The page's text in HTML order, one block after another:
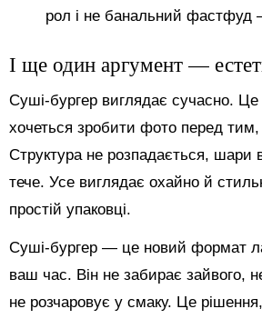
рол і не банальний
І ще один аргумент —
Суші-бургер виглядає сучасно.
хочеться зробити фото перед тим,
Структура не розпадається, шари
тече. Усе виглядає охайно й
простій упаковці.
Суші-бургер — це новий формат
ваш час. Він не забирає зайвого,
не розчаровує у смаку. Це